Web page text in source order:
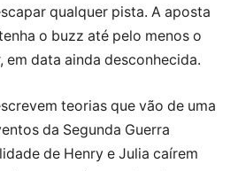
qualquer pista. A aposta
o buzz até pelo menos o
em data ainda desconhecida.
teorias que vão de uma
da Segunda Guerra
de Henry e Julia caírem